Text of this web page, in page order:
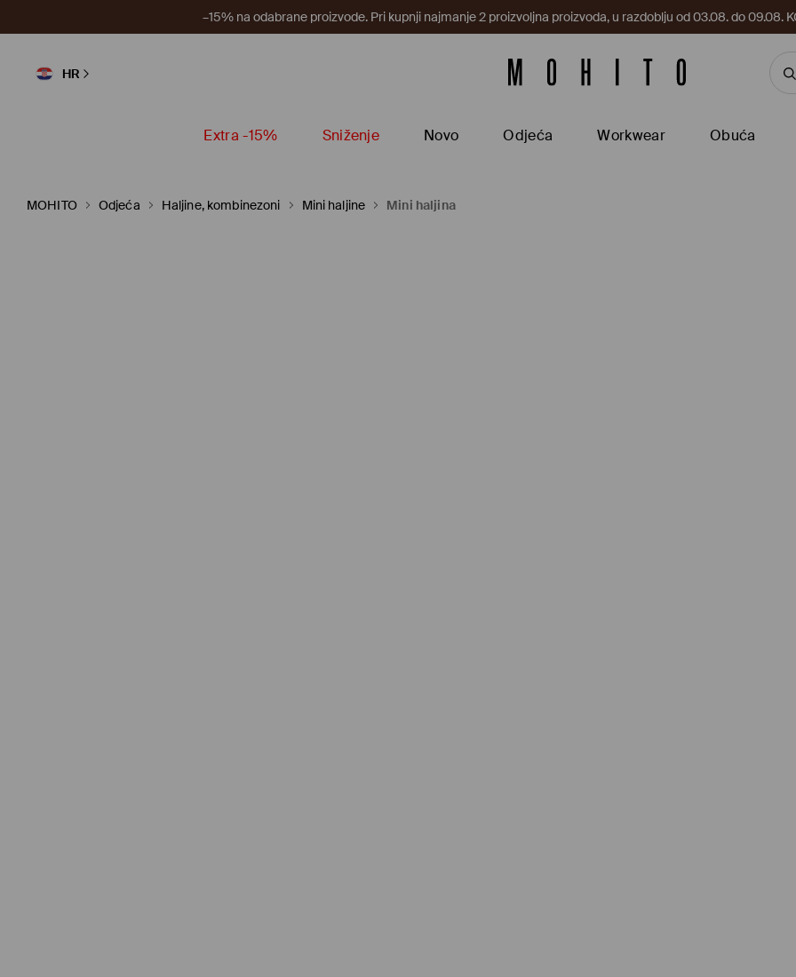
–15% na odabrane proizvode. Pri kupnji najmanje 2 proizvoljna proizvoda, u razdoblju od 03.08. do 09.08.
HR
Extra -15% Sniženje Novo Odjeća Workwear Obuća
MOHITO Odjeća Haljine, kombinezoni Mini haljine Mini haljina